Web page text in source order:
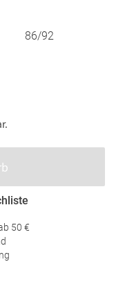
86/92
50 €